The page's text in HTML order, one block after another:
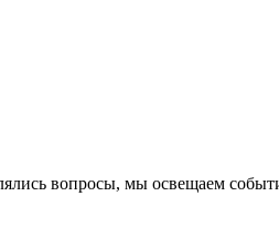
вопросы, мы освещаем